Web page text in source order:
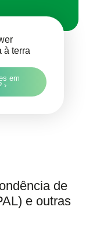
à terra
em
›
de
e outras